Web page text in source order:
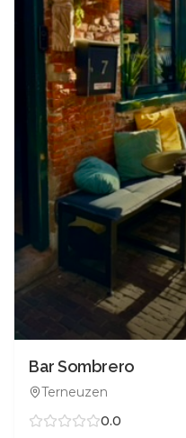
Bar Sombrero
Terneuzen
0.0